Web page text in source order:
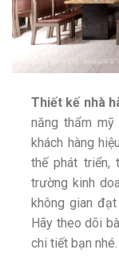
Thiết kế nhà
năng thẩm
khách hàng
thế phát triển,
trường kinh
không gian
Hãy theo dõi
chi tiết bạn nhé.